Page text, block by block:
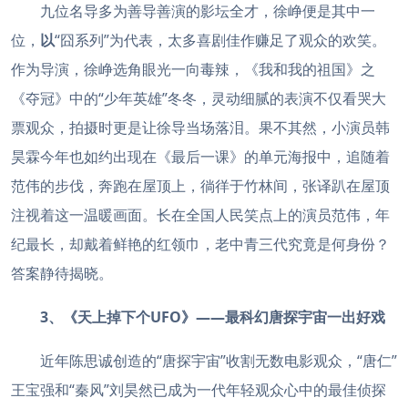
九位名导多为善导善演的影坛全才，徐峥便是其中一
位， 以“囧系列”为代表，太多喜剧佳作赚足了观众的欢笑。
作为导演，徐峥选角眼光一向毒辣，《我和我的祖国》之
《夺冠》中的“少年英雄”冬冬，灵动细腻的表演不仅看哭大
票观众，拍摄时更是让徐导当场落泪。果不其然，小演员韩
昊霖今年也如约出现在《最后一课》的单元海报中，追随着
范伟的步伐，奔跑在屋顶上，徜徉于竹林间，张译趴在屋顶
注视着这一温暖画面。长在全国人民笑点上的演员范伟，年
纪最长，却戴着鲜艳的红领巾，老中青三代究竟是何身份？
答案静待揭晓。
3、《天上掉下个UFO》——最科幻唐探宇宙一出好戏
近年陈思诚创造的“唐探宇宙”收割无数电影观众，“唐仁”
王宝强和“秦风”刘昊然已成为一代年轻观众心中的最佳侦探